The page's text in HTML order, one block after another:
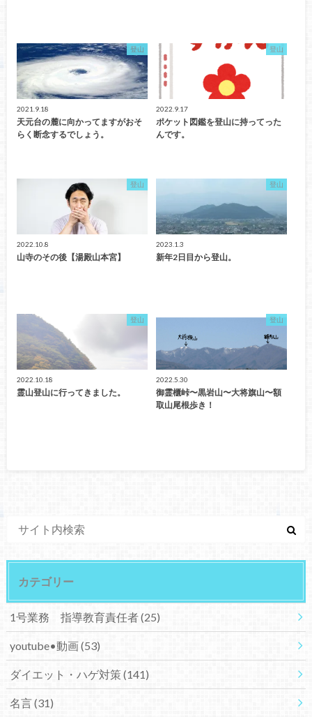
登山
2021.9.18
天元台の麓に向かってますがおそ
らく断念するでしょう。
登山
2022.9.17
ポケット図鑑を登山に持ってった
んです。
登山
2022.10.8
山寺のその後【湯殿山本宮】
登山
2023.1.3
新年2日目から登山。
登山
2022.10.18
霊山登山に行ってきました。
登山
2022.5.30
御霊櫃峠〜黒岩山〜大将旗山〜額
取山尾根歩き！
カテゴリー
1号業務 指導教育責任者(25)
youtube•動画(53)
ダイエット・ハゲ対策(141)
名言(31)